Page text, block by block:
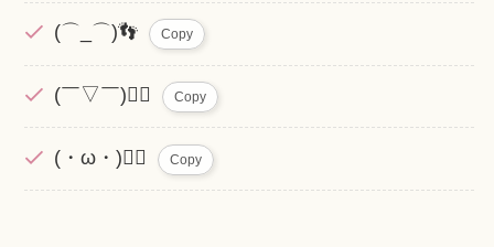
(⌒_⌒)👣 Copy
(￣▽￣)🚶‍♀️ Copy
(・ω・)🏃‍♂️ Copy